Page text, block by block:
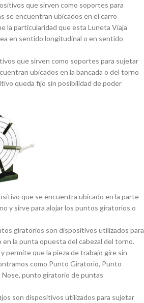
que sirven como soportes para
se encuentran ubicados en el carro
la particularidad que esta Luneta Viaja
en sentido longitudinal o en sentido
que sirven como soportes para sujetar
ubicados en la bancada o del torno
queda fijo sin posibilidad de poder
que se encuentra ubicado en la parte
y sirve para alojar los puntos giratorios o
giratorios son dispositivos utilizados para
en la punta opuesta del cabezal del torno.
permite que la pieza de trabajo gire sin
como Punto Giratorio, Punto
punto giratorio de puntas
son dispositivos utilizados para sujetar